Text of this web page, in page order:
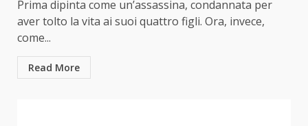
Prima dipinta come un’assassina, condannata per
aver tolto la vita ai suoi quattro figli. Ora, invece,
come...
Read More